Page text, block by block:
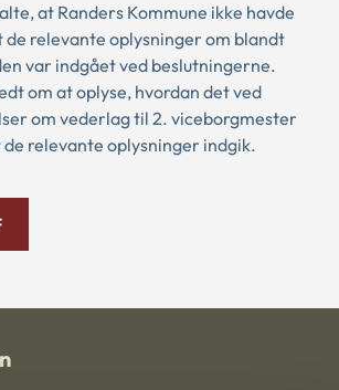
at Randers Kommune ikke havde
relevante oplysninger om blandt
var indgået ved beslutningerne.
om at oplyse, hvordan det ved
om vederlag til 2. viceborgmester
relevante oplysninger indgik.